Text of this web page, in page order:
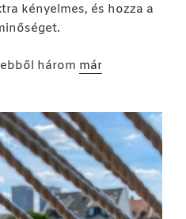
kényelmes, és hozza a
három már